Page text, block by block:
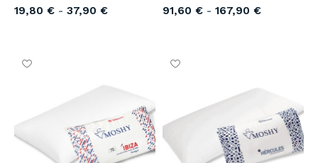
19,80 € - 37,90 € 91,60 € - 167,90 €